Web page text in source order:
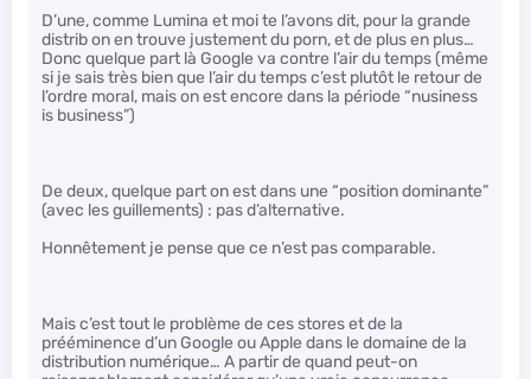
D’une, comme Lumina et moi te l’avons dit, pour la grande
distrib on en trouve justement du porn, et de plus en plus…
Donc quelque part là Google va contre l’air du temps (même
si je sais très bien que l’air du temps c’est plutôt le retour de
l’ordre moral, mais on est encore dans la période “nusiness
is business”)
De deux, quelque part on est dans une “position dominante”
(avec les guillements) : pas d’alternative.
Honnêtement je pense que ce n’est pas comparable.
Mais c’est tout le problème de ces stores et de la
prééminence d’un Google ou Apple dans le domaine de la
distribution numérique… A partir de quand peut-on